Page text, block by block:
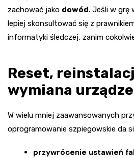
zachować jako dowód. Jeśli w grę
lepiej skonsultować się z
informatyki śledczej, zanim
Reset,
wymiana
W wielu mniej zaawansowanych
oprogramowanie szpiegowskie da
przywrócenie ustawień